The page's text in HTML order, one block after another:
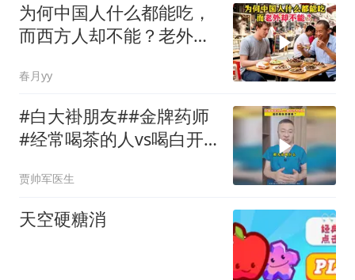
为何中国人什么都能吃，
而西方人却不能？老外：
春月yy
#白大褂朋友##金牌药师
#经常喝茶的人vs喝白开
康？
贾帅军医生
天空硬糖消